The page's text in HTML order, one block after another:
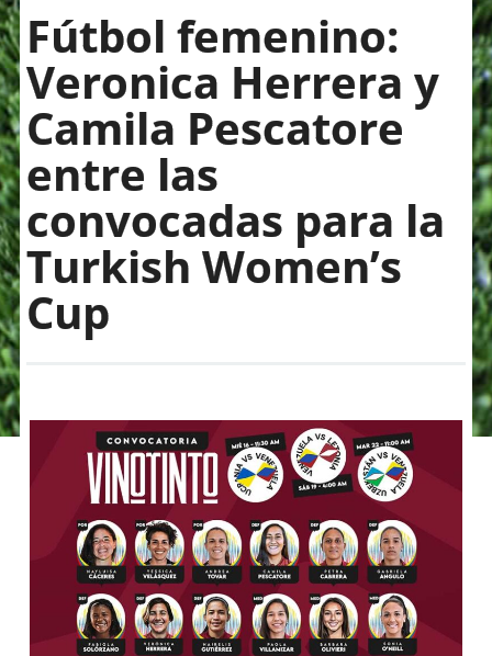
Fútbol femenino:
Veronica Herrera y
Camila Pescatore
entre las
convocadas para la
Turkish Women’s
Cup